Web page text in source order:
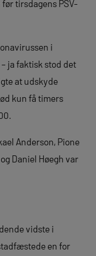
tirsdagens PSV-
i
ja faktisk stod det
at udskyde
kun få timers
Anderson, Pione
Daniel Høegh var
vidste i
en for